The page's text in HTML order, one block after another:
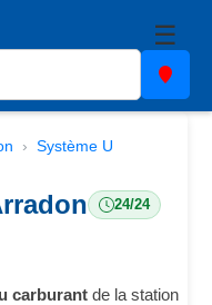
☰
Système U
24/24
carburant de la station